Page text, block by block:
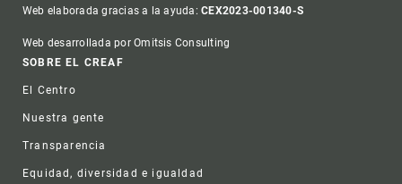
Web elaborada gracias a la ayuda:CEX2023-001340-S
Web desarrollada por Omitsis Consulting
Footer
SOBRE EL CREAF
El Centro
Nuestra gente
Transparencia
Equidad, diversidad e igualdad